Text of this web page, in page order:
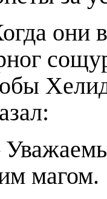
они
магом.